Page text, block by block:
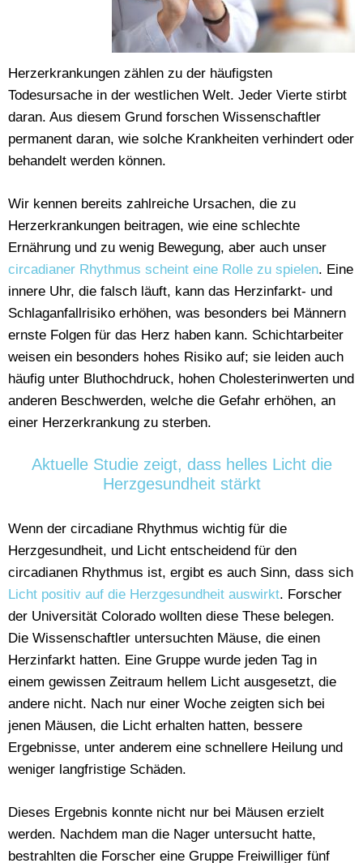
Herzerkrankungen zählen zu der häufigsten
Todesursache in der westlichen Welt. Jeder Vierte stirbt
daran. Aus diesem Grund forschen Wissenschaftler
permanent daran, wie solche Krankheiten verhindert oder
behandelt werden können.
Wir kennen bereits zahlreiche Ursachen, die zu
Herzerkrankungen beitragen, wie eine schlechte
Ernährung und zu wenig Bewegung, aber auch unser
circadianer Rhythmus scheint eine Rolle zu spielen. Eine
innere Uhr, die falsch läuft, kann das Herzinfarkt- und
Schlaganfallrisiko erhöhen, was besonders bei Männern
ernste Folgen für das Herz haben kann. Schichtarbeiter
weisen ein besonders hohes Risiko auf; sie leiden auch
häufig unter Bluthochdruck, hohen Cholesterinwerten und
anderen Beschwerden, welche die Gefahr erhöhen, an
einer Herzerkrankung zu sterben.
Aktuelle Studie zeigt, dass helles Licht die
Herzgesundheit stärkt
Wenn der circadiane Rhythmus wichtig für die
Herzgesundheit, und Licht entscheidend für den
circadianen Rhythmus ist, ergibt es auch Sinn, dass sich
Licht positiv auf die Herzgesundheit auswirkt. Forscher
der Universität Colorado wollten diese These belegen.
Die Wissenschaftler untersuchten Mäuse, die einen
Herzinfarkt hatten. Eine Gruppe wurde jeden Tag in
einem gewissen Zeitraum hellem Licht ausgesetzt, die
andere nicht. Nach nur einer Woche zeigten sich bei
jenen Mäusen, die Licht erhalten hatten, bessere
Ergebnisse, unter anderem eine schnellere Heilung und
weniger langfristige Schäden.
Dieses Ergebnis konnte nicht nur bei Mäusen erzielt
werden. Nachdem man die Nager untersucht hatte,
bestrahlten die Forscher eine Gruppe Freiwilliger fünf